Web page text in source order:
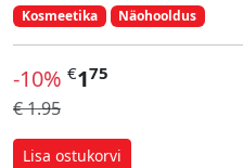
Kosmeetika Näohooldus
-10% €175
€ 1.95
Lisa ostukorvi